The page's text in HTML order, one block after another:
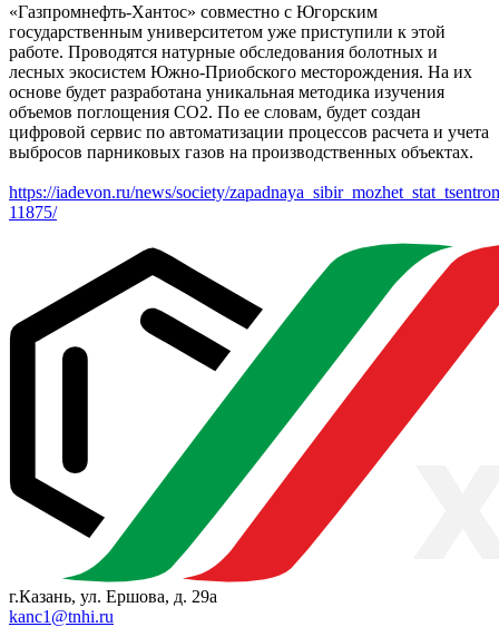
«Газпромнефть-Хантос» совместно с Югорским
государственным университетом уже приступили к этой
работе. Проводятся натурные обследования болотных и
лесных экосистем Южно-Приобского месторождения. На их
основе будет разработана уникальная методика изучения
объемов поглощения СО2. По ее словам, будет создан
цифровой сервис по автоматизации процессов расчета и учета
выбросов парниковых газов на производственных объектах.
https://iadevon.ru/news/society/
11875/
г.Казань, ул. Ершова, д. 29а
kanc1@tnhi.ru